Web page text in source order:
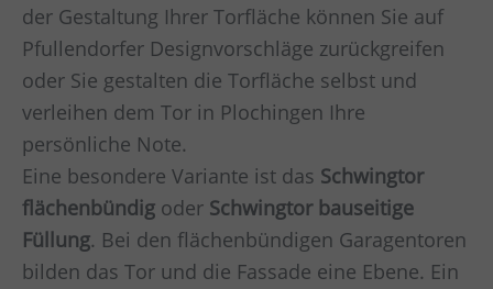
der Gestaltung Ihrer Torfläche können Sie auf
Pfullendorfer Designvorschläge zurückgreifen
oder Sie gestalten die Torfläche selbst und
verleihen dem Tor in Plochingen Ihre
persönliche Note.
Eine besondere Variante ist das Schwingtor
flächenbündig oder Schwingtor bauseitige
Füllung. Bei den flächenbündigen Garagentoren
bilden das Tor und die Fassade eine Ebene. Ein